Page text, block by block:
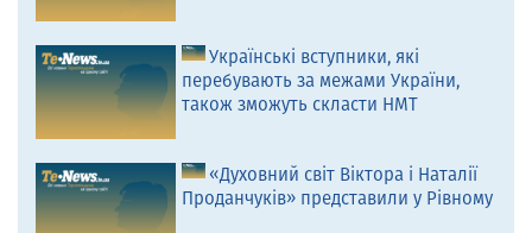
Українські вступники, які
перебувають за межами України,
також зможуть скласти НМТ
«Духовний світ Віктора і Наталії
Проданчуків» представили у Рівному